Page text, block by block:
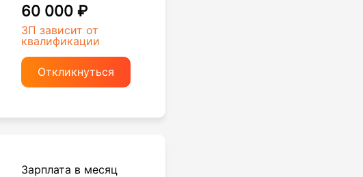
60 000 ₽
ЗП зависит от
квалификации
Откликнуться
Зарплата в месяц